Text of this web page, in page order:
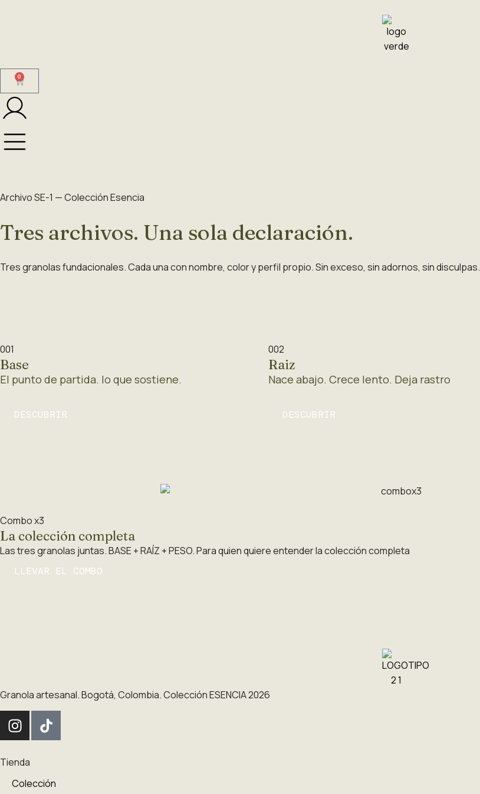
0
Archivo SE-1 — Colección Esencia
Tres archivos. Una sola declaración.
Tres granolas fundacionales. Cada una con nombre, color y perfil propio. Sin exceso, sin adornos, sin disculpas.
001
Base
El punto de partida. lo que sostiene.
DESCUBRIR
002
Raiz
Nace abajo. Crece lento. Deja rastro
DESCUBRIR
Combo x3
La colección completa
Las tres granolas juntas. BASE + RAÍZ + PESO. Para quien quiere entender la colección completa
LLEVAR EL COMBO
Granola artesanal. Bogotá, Colombia. Colección ESENCIA 2026
Tienda
Colección